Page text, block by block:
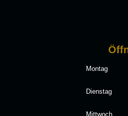
Montag
Dienstag
Mittwoch